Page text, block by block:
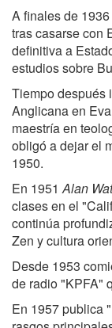
A finales de
tras casarse con
definitiva a
estudios sobre
Tiempo después
Anglicana en
maestría en
obligó a dejar el
1950.
En 1951Alan
clases en el
continúa
Zen y cultura
Desde 1953
de radio "KPFA"
En 1957 publica